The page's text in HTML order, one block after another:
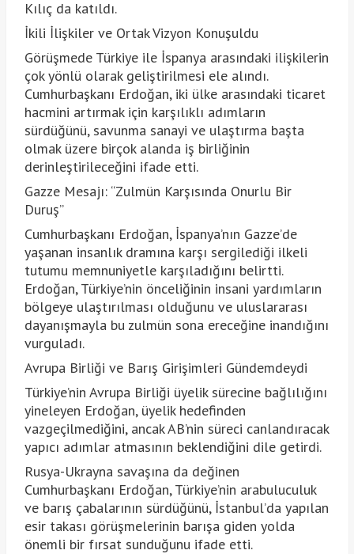
Kılıç da katıldı.
İkili İlişkiler ve Ortak Vizyon Konuşuldu
Görüşmede Türkiye ile İspanya arasındaki ilişkilerin
çok yönlü olarak geliştirilmesi ele alındı.
Cumhurbaşkanı Erdoğan, iki ülke arasındaki ticaret
hacmini artırmak için karşılıklı adımların
sürdüğünü, savunma sanayi ve ulaştırma başta
olmak üzere birçok alanda iş birliğinin
derinleştirileceğini ifade etti.
Gazze Mesajı: “Zulmün Karşısında Onurlu Bir
Duruş”
Cumhurbaşkanı Erdoğan, İspanya’nın Gazze’de
yaşanan insanlık dramına karşı sergilediği ilkeli
tutumu memnuniyetle karşıladığını belirtti.
Erdoğan, Türkiye’nin önceliğinin insani yardımların
bölgeye ulaştırılması olduğunu ve uluslararası
dayanışmayla bu zulmün sona ereceğine inandığını
vurguladı.
Avrupa Birliği ve Barış Girişimleri Gündemdeydi
Türkiye’nin Avrupa Birliği üyelik sürecine bağlılığını
yineleyen Erdoğan, üyelik hedefinden
vazgeçilmediğini, ancak AB’nin süreci canlandıracak
yapıcı adımlar atmasının beklendiğini dile getirdi.
Rusya-Ukrayna savaşına da değinen
Cumhurbaşkanı Erdoğan, Türkiye’nin arabuluculuk
ve barış çabalarının sürdüğünü, İstanbul’da yapılan
esir takası görüşmelerinin barışa giden yolda
önemli bir fırsat sunduğunu ifade etti.